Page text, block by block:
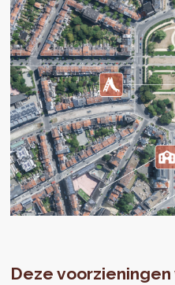
Deze voorzieningen